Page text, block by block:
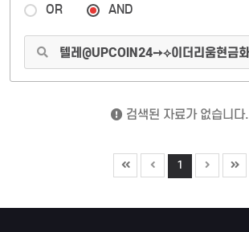
OR AND
검색된 자료가 없습니다.
1